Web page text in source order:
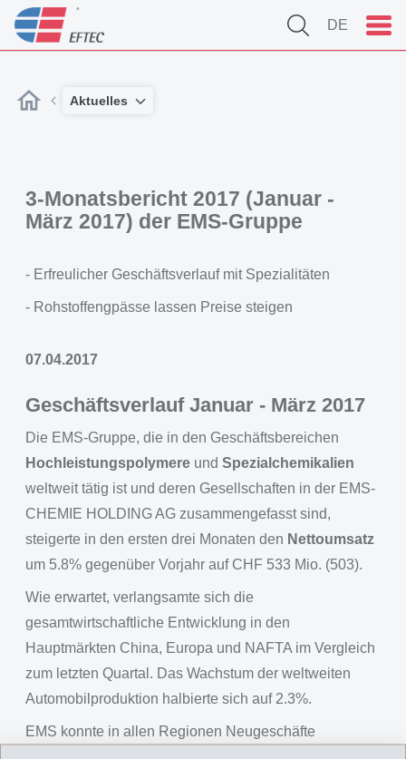
DE
Aktuelles
3-Monatsbericht 2017 (Januar -
März 2017) der EMS-Gruppe
- Erfreulicher Geschäftsverlauf mit Spezialitäten
- Rohstoffengpässe lassen Preise steigen
07.04.2017
Geschäftsverlauf Januar - März 2017
Die EMS-Gruppe, die in den Geschäftsbereichen
Hochleistungspolymere und Spezialchemikalien
weltweit tätig ist und deren Gesellschaften in der EMS-
CHEMIE HOLDING AG zusammengefasst sind,
steigerte in den ersten drei Monaten den Nettoumsatz
um 5.8% gegenüber Vorjahr auf CHF 533 Mio. (503).
Wie erwartet, verlangsamte sich die
gesamtwirtschaftliche Entwicklung in den
Hauptmärkten China, Europa und NAFTA im Vergleich
zum letzten Quartal. Das Wachstum der weltweiten
Automobilproduktion halbierte sich auf 2.3%.
EMS konnte in allen Regionen Neugeschäfte